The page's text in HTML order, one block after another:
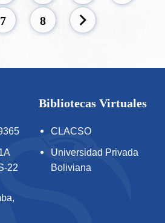
7 8
22
Bibliotecas Virtuales
CLACSO
Universidad Privada
Boliviana